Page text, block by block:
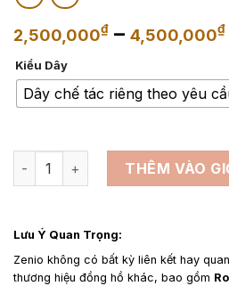
2,500,000₫ – 4,500,000₫
Kiểu Dây
Dây chế tác riêng theo yêu
Dây da đồng hồ thay thế cho
THÊM VÀO
Lưu Ý Quan Trọng:
Zenio không có bất kỳ liên kết hay
thương hiệu đồng hồ khác, bao gồm